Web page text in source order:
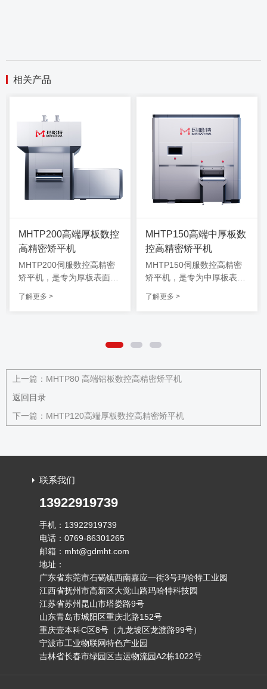
相关产品
MHTP200高端厚板数控
高精密矫平机
MHTP200伺服数控高精密
矫平机，是专为厚板表面高
平机，该机型可兼顾8.0-30.
度水平，能适应制造业各类
清洁维护。
了解更多 >
MHTP150高端中厚板数
控高精密矫平机
MHTP150伺服数控高精密
矫平机，是专为中厚板表面
校平机，该机型可兼顾6.0-2
度水平，能适应制造业各类
清洁维护。
了解更多 >
上一篇： MHTP80 高端铝板数控高精密矫平机
返回目录
下一篇： MHTP120高端厚板数控高精密矫平机
联系我们
13922919739
手机：13922919739
电话：0769-86301265
邮箱：mht@gdmht.com
地址：
广东省东莞市石碣镇西南嘉应一街3号玛哈特工业园
江西省抚州市高新区大觉山路玛哈特科技园
江苏省苏州昆山市塔娄路9号
山东青岛市城阳区重庆北路152号
重庆壹本科C区8号（九龙坡区龙渡路99号）
宁波市工业物联网特色产业园
吉林省长春市绿园区吉运物流园A2栋1022号